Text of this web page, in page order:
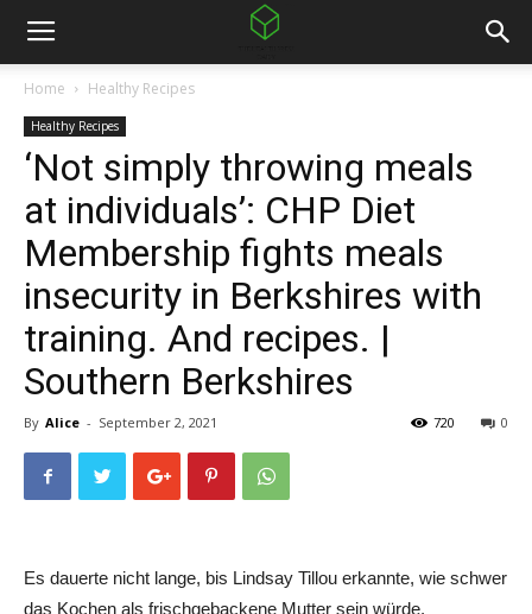
Home Healthy Recipes
Healthy Recipes
‘Not simply throwing meals
at individuals’: CHP Diet
Membership fights meals
insecurity in Berkshires with
training. And recipes. |
Southern Berkshires
By Alice - September 2, 2021 0
720
Es dauerte nicht lange, bis Lindsay Tillou erkannte, wie schwer
das Kochen als frischgebackene Mutter sein würde.